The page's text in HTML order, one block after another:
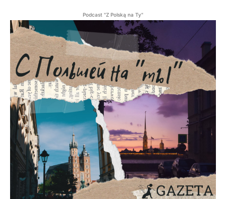
Podcast "Z Polską na Ty"